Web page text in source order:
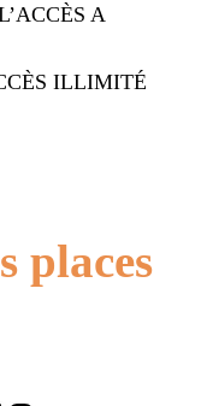
A
ILLIMITÉ
places